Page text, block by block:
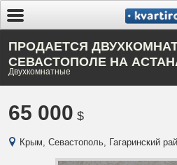
ПРОДАЕТСЯ
СЕВАСТОПОЛЕ НА
Двухкомнатные
65 000 $
Крым, Севастополь, Гагаринский